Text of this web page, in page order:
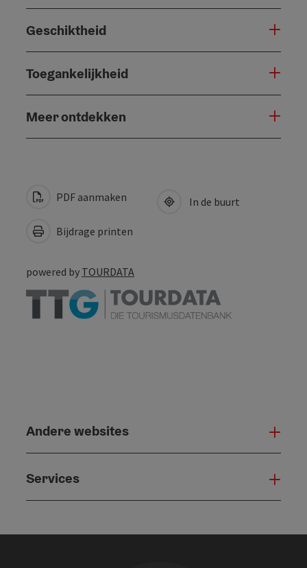
Geschiktheid
Toegankelijkheid
Meer ontdekken
PDF aanmaken
Bijdrage printen
In de buurt
powered by TOURDATA
Andere websites
Services